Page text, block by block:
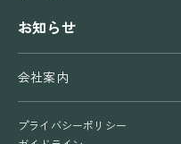
お知らせ
会社案内
プライバシーポリシー